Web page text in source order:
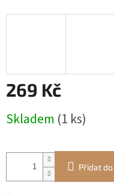
269 Kč
cena:
Skladem (1 ks)
Přidat